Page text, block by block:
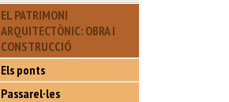
EL PATRIMONI
ARQUITECTÒNIC: OBRA I
CONSTRUCCIÓ
Els ponts
Passarel·les